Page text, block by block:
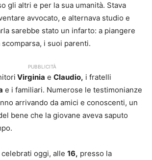
gli altri e per la sua umanità. Stava
avvocato, e alternava studio e
sarebbe stato un infarto: a piangere
i suoi parenti.
PUBBLICITÀ
Virginia e Claudio, i fratelli
e i familiari. Numerose le testimonianze
arrivando da amici e conoscenti, un
bene che la giovane aveva saputo
oggi, alle 16, presso la